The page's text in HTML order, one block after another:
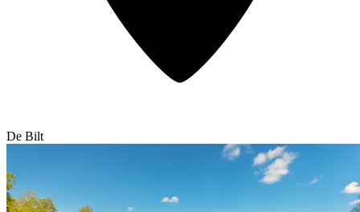
De Bilt